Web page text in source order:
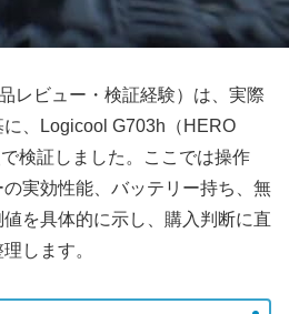
レビュー・検証経験）は、実際
、Logicool G703h（HERO
検証しました。ここでは操作
実効性能、バッテリー持ち、無
を具体的に示し、購入判断に直
します。